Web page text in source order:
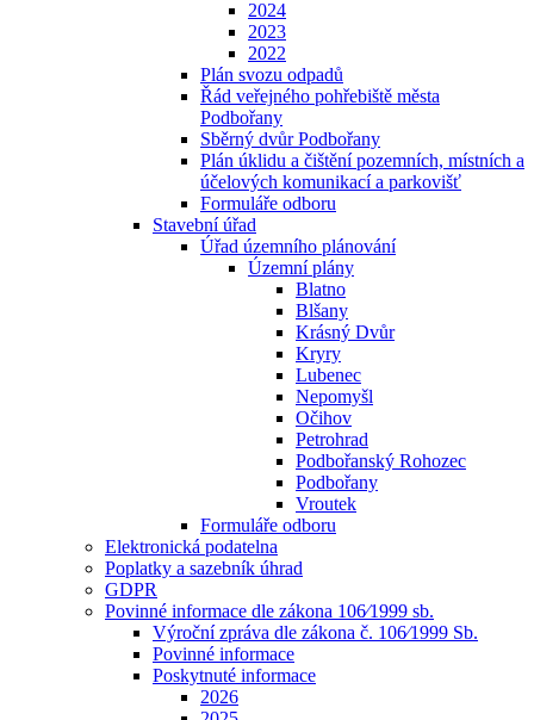
2024
2023
2022
Plán svozu odpadů
Řád veřejného pohřebiště města
Podbořany
Sběrný dvůr Podbořany
Plán úklidu a čištění pozemních, místních a
účelových komunikací a parkovišť
Formuláře odboru
Stavební úřad
Úřad územního plánování
Územní plány
Blatno
Blšany
Krásný Dvůr
Kryry
Lubenec
Nepomyšl
Očihov
Petrohrad
Podbořanský Rohozec
Podbořany
Vroutek
Formuláře odboru
Elektronická podatelna
Poplatky a sazebník úhrad
GDPR
Povinné informace dle zákona 106⁄1999 sb.
Výroční zpráva dle zákona č. 106⁄1999 Sb.
Povinné informace
Poskytnuté informace
2026